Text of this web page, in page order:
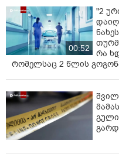
00:52
"2
რა
რომელსაც 2 წლის